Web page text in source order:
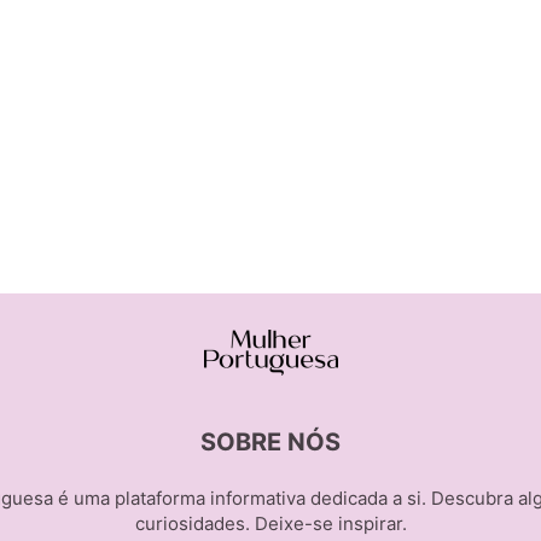
SOBRE NÓS
é uma plataforma informativa dedicada a si. Descubra
curiosidades. Deixe-se inspirar.